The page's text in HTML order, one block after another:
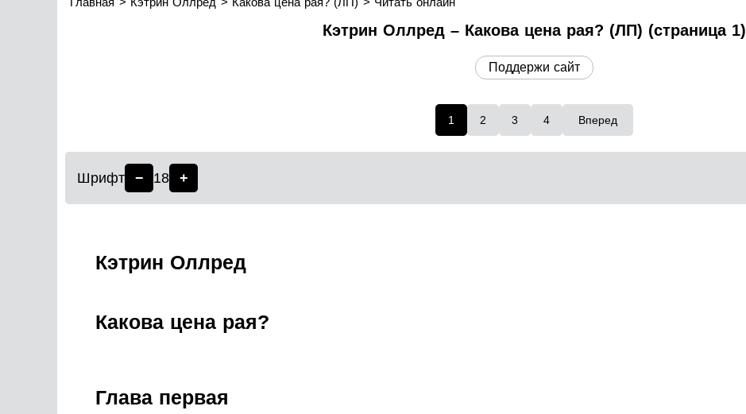
Кэтрин Оллред – Какова цена рая? (ЛП) (страница 1)
Поддержи сайт
1 2 3 4 Вперед
Шрифт − 18 +
Кэтрин Оллред
Какова цена рая?
Глава первая